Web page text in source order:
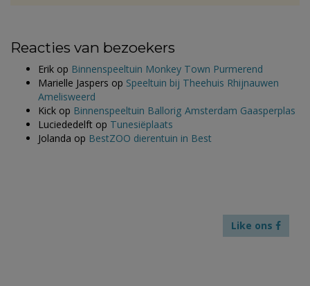
Reacties van bezoekers
Erik op Binnenspeeltuin Monkey Town Purmerend
Marielle Jaspers op Speeltuin bij Theehuis Rhijnauwen
Amelisweerd
Kick op Binnenspeeltuin Ballorig Amsterdam Gaasperplas
Luciededelft op Tunesiëplaats
Jolanda op BestZOO dierentuin in Best
Like ons